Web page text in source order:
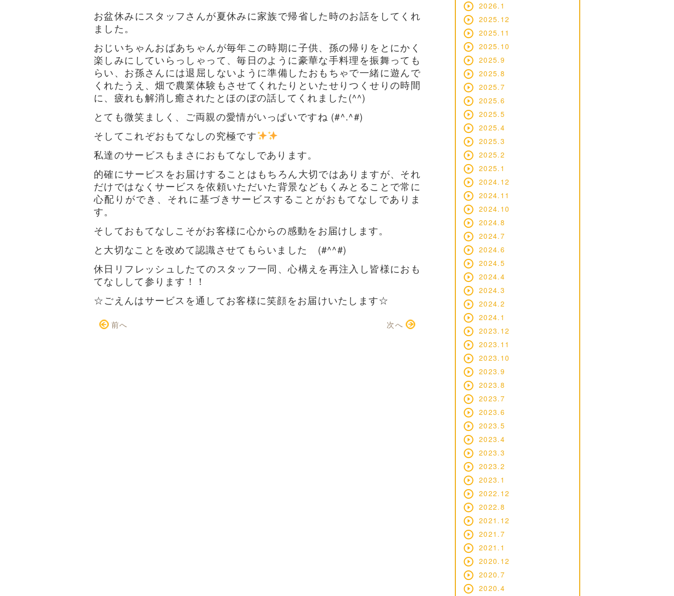
お盆休みにスタッフさんが夏休みに家族で帰省した時のお話をしてくれ
ました。
おじいちゃんおばあちゃんが毎年この時期に子供、孫の帰りをとにかく
楽しみにしていらっしゃって、毎日のように豪華な手料理を振舞っても
らい、お孫さんには退屈しないように準備したおもちゃで一緒に遊んで
くれたうえ、畑で農業体験もさせてくれたりといたせりつくせりの時間
に、疲れも解消し癒された とほのぼの話してくれました(^^)
とても微笑ましく、ご両親の愛情がいっぱいですね (#^.^#)
そしてこれぞおもてなしの究極です
私達のサービスもまさにおもてなしであります。
的確にサービスをお届けすることはもちろん大切ではありますが、それ
だけではなくサービスを依頼いただいた背景などもくみとることで常に
心配りができ、それに基づきサービスすることがおもてなしでありま
す。
そしておもてなしこそがお客様に心からの感動をお届けします。
と大切なことを改めて認識させてもらいました (#^^#)
休日リフレッシュしたてのスタッフ一同、心構えを再注入し皆様におも
てなしして参ります！！
☆ごえんはサービスを通してお客様に笑顔をお届けいたします☆
前へ 次へ
2026.1
2025.12
2025.11
2025.10
2025.9
2025.8
2025.7
2025.6
2025.5
2025.4
2025.3
2025.2
2025.1
2024.12
2024.11
2024.10
2024.8
2024.7
2024.6
2024.5
2024.4
2024.3
2024.2
2024.1
2023.12
2023.11
2023.10
2023.9
2023.8
2023.7
2023.6
2023.5
2023.4
2023.3
2023.2
2023.1
2022.12
2022.8
2021.12
2021.7
2021.1
2020.12
2020.7
2020.4